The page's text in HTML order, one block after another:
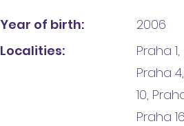
Year of birth:
Localities:
2006
Praha
Praha
10,
Praha